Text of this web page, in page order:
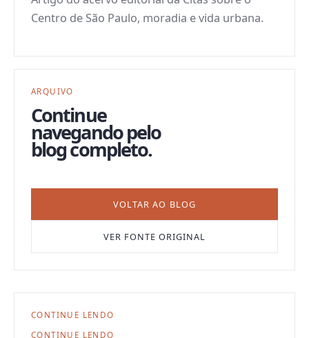
Centro de São Paulo, moradia e vida urbana.
ARQUIVO
Continue
navegando pelo
blog completo.
VOLTAR AO BLOG
VER FONTE ORIGINAL
CONTINUE LENDO
CONTINUE LENDO